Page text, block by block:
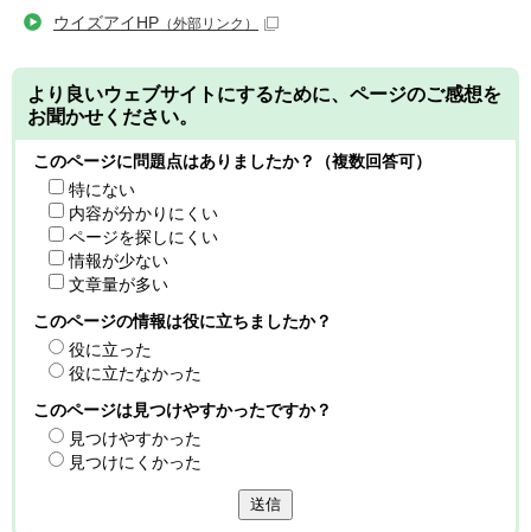
ウイズアイHP （外部リンク）
より良いウェブサイトにするために、ページのご感想を
お聞かせください。
このページに問題点はありましたか？（複数回答可）
特にない
内容が分かりにくい
ページを探しにくい
情報が少ない
文章量が多い
このページの情報は役に立ちましたか？
役に立った
役に立たなかった
このページは見つけやすかったですか？
見つけやすかった
見つけにくかった
送信